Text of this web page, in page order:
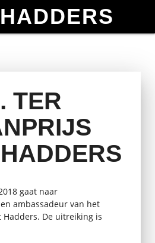
TER
gaat naar
ambassadeur van het
Hadders. De uitreiking is